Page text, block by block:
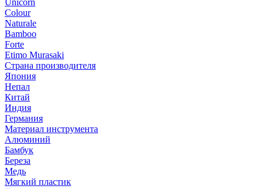
Unicorn
Colour
Naturale
Bamboo
Forte
Etimo Murasaki
Страна производителя
Япония
Непал
Китай
Индия
Германия
Материал инструмента
Алюминий
Бамбук
Береза
Медь
Мягкий пластик